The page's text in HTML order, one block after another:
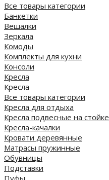
Все товары категории
Банкетки
Вешалки
Зеркала
Комоды
Комплекты для кухни
Консоли
Кресла
Кресла
Все товары категории
Кресла для отдыха
Кресла подвесные на стойке
Кресла-качалки
Кровати деревянные
Матрасы пружинные
Обувницы
Подставки
Пуфы